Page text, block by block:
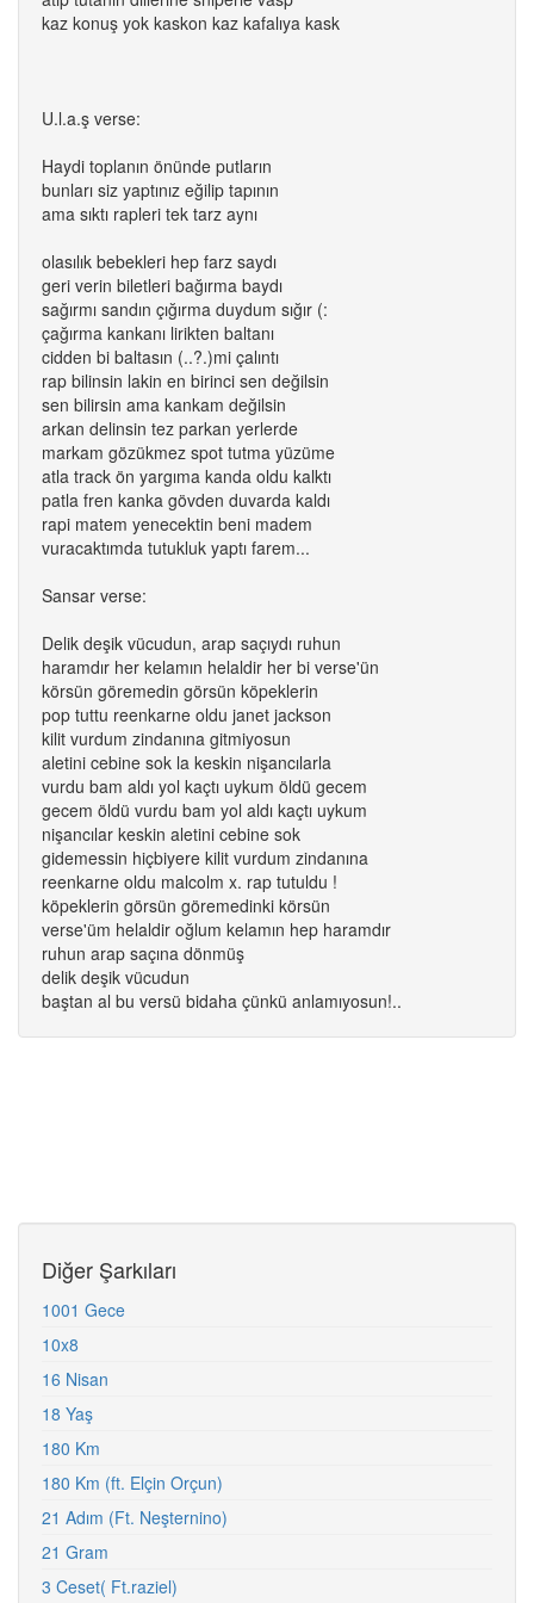
kaz konuş yok kaskon kaz kafalıya kask
U.l.a.ş verse:
Haydi toplanın önünde putların
bunları siz yaptınız eğilip tapının
ama sıktı rapleri tek tarz aynı
olasılık bebekleri hep farz saydı
geri verin biletleri bağırma baydı
sağırmı sandın çığırma duydum sığır (:
çağırma kankanı lirikten baltanı
cidden bi baltasın (..?.)mi çalıntı
rap bilinsin lakin en birinci sen değilsin
sen bilirsin ama kankam değilsin
arkan delinsin tez parkan yerlerde
markam gözükmez spot tutma yüzüme
atla track ön yargıma kanda oldu kalktı
patla fren kanka gövden duvarda kaldı
rapi matem yenecektin beni madem
vuracaktımda tutukluk yaptı farem...
Sansar verse:
Delik deşik vücudun, arap saçıydı ruhun
haramdır her kelamın helaldir her bi verse'ün
körsün göremedin görsün köpeklerin
pop tuttu reenkarne oldu janet jackson
kilit vurdum zindanına gitmiyosun
aletini cebine sok la keskin nişancılarla
vurdu bam aldı yol kaçtı uykum öldü gecem
gecem öldü vurdu bam yol aldı kaçtı uykum
nişancılar keskin aletini cebine sok
gidemessin hiçbiyere kilit vurdum zindanına
reenkarne oldu malcolm x. rap tutuldu !
köpeklerin görsün göremedinki körsün
verse'üm helaldir oğlum kelamın hep haramdır
ruhun arap saçına dönmüş
delik deşik vücudun
baştan al bu versü bidaha çünkü anlamıyosun!..
Diğer Şarkıları
1001 Gece
10x8
16 Nisan
18 Yaş
180 Km
180 Km (ft. Elçin Orçun)
21 Adım (Ft. Neşternino)
21 Gram
3 Ceset( Ft.raziel)